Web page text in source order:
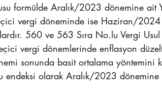
formülde Aralık/2023 dönemine ait
vergi döneminde ise Haziran/2024
560 ve 563 Sıra No.lu Vergi
vergi dönemlerinde enflasyon
sonunda basit ortalama yöntemini
endeksi olarak Aralık/2023 dönemine